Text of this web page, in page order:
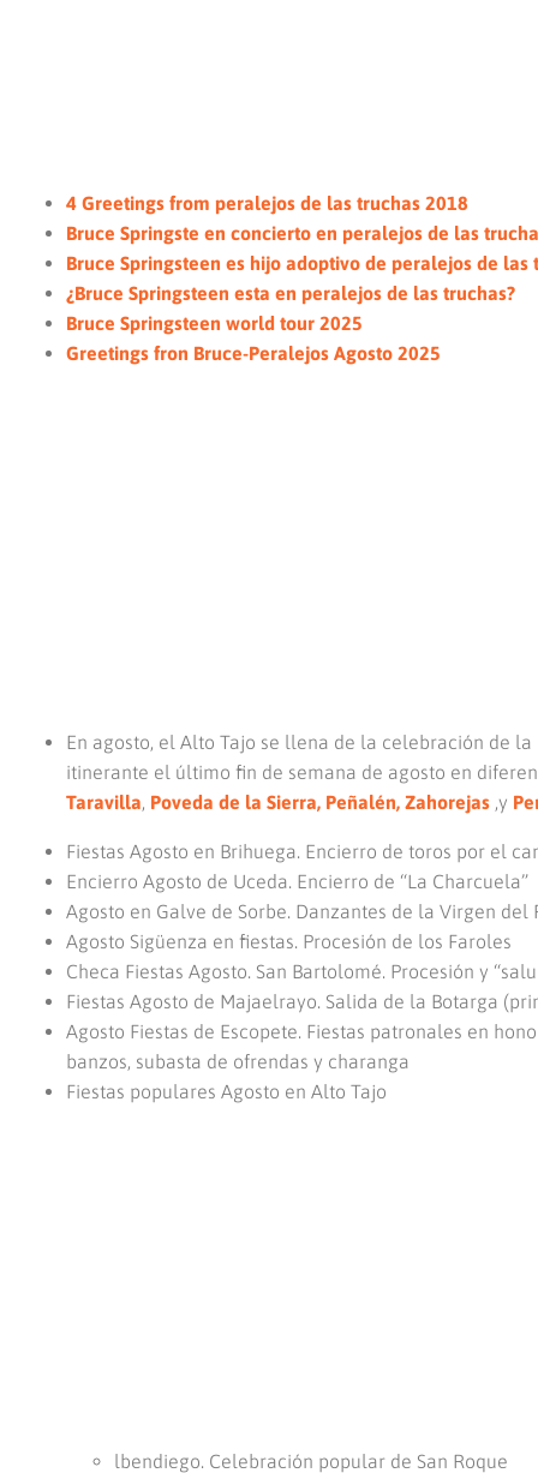
4 Greetings from peralejos de las truchas 2018
Bruce Springste en concierto en peralejos de las
Bruce Springsteen es hijo adoptivo de peralejos de las
¿Bruce Springsteen esta en peralejos de las truchas?
Bruce Springsteen world tour 2025
Greetings fron Bruce-Peralejos Agosto 2025
En agosto, el Alto Tajo se llena de la celebración de la
itinerante el último fin de semana de agosto en
Taravilla, Poveda de la Sierra, Peñalén, Zahorejas ,y
Fiestas Agosto en Brihuega. Encierro de toros por el
Encierro Agosto de Uceda. Encierro de “La Charcuela”
Agosto en Galve de Sorbe. Danzantes de la Virgen del
Agosto Sigüenza en fiestas. Procesión de los Faroles
Checa Fiestas Agosto. San Bartolomé. Procesión y
Fiestas Agosto de Majaelrayo. Salida de la Botarga
Agosto Fiestas de Escopete. Fiestas patronales en
banzos, subasta de ofrendas y charanga
Fiestas populares Agosto en Alto Tajo
lbendiego. Celebración popular de San Roque